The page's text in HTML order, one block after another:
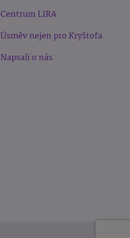
Centrum LIRA
Úsměv nejen pro Kryštofa
Napsali o nás